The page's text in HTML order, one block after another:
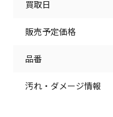
買取日
販売予定価格
品番
汚れ・ダメージ情報